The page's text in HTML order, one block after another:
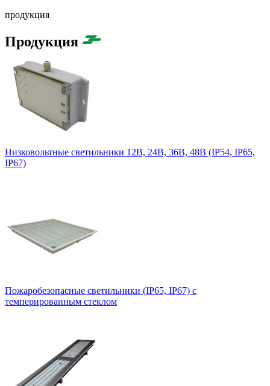
продукция
Продукция
Низковольтные светильники 12В, 24В, 36В, 48В (IP54, IP65,
IP67)
Пожаробезопасные светильники (IP65, IP67) с
темперированным стеклом